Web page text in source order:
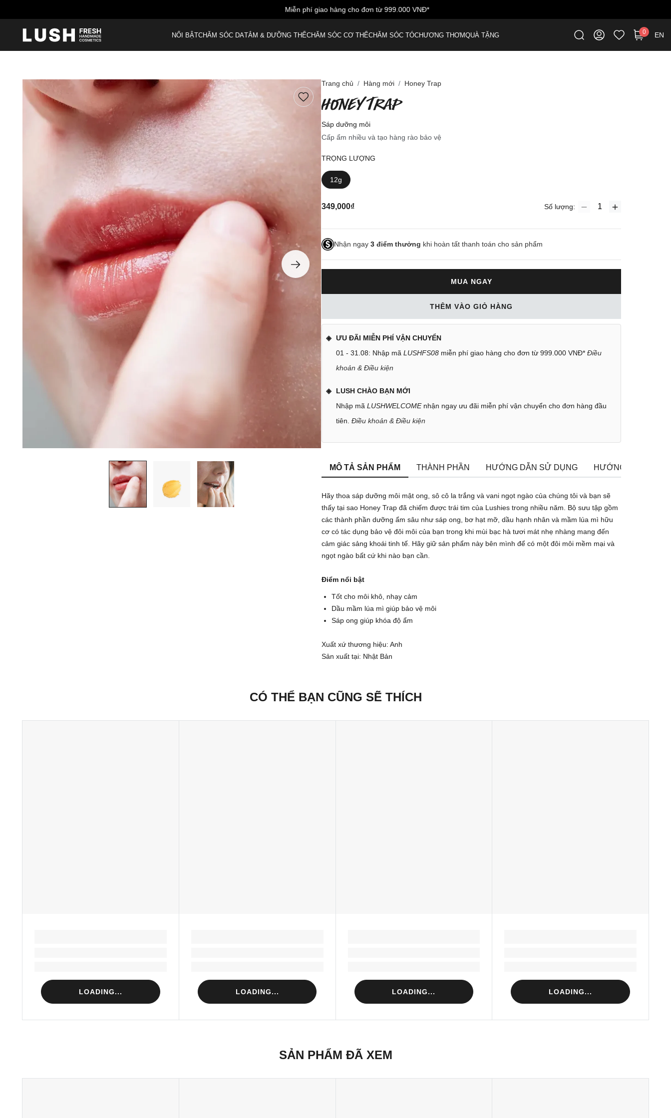
Miễn phí giao hàng cho đơn từ 999.000 VNĐ*
NỔI BẬTCHĂM SÓC DATẮM & DƯỠNG THỂCHĂM SÓC CƠ THỂCHĂM SÓC TÓCHƯƠNG THƠMQUÀ TẶNG 0 EN
Trang chủ Hàng mới Honey Trap
HONEY TRAP
Sáp dưỡng môi
Cấp ẩm nhiều và tạo hàng rào bảo vệ
TRỌNG LƯỢNG
12g
349,000₫ Số lượng:
Nhận ngay 3 điểm thưởng khi hoàn tất thanh toán cho sản phẩm
MUA NGAY
THÊM VÀO GIỎ HÀNG
ƯU ĐÃI MIỄN PHÍ VẬN CHUYỂN
01 - 31.08: Nhập mã LUSHFS08 miễn phí giao hàng cho đơn từ 999.000 VNĐ* Điều
khoản & Điều kiện
LUSH CHÀO BẠN MỚI
Nhập mã LUSHWELCOMEnhận ngay ưu đãi miễn phí vận chuyển cho đơn hàng đầu
tiên. Điều khoản & Điều kiện
MÔ TẢ SẢN PHẨM THÀNH PHẦN HƯỚNG DẪN SỬ DỤNG HƯỚNG DẪN BẢO
Hãy thoa sáp dưỡng môi mật ong, sô cô la trắng và vani ngọt ngào của chúng tôi và bạn sẽ
thấy tại sao Honey Trap đã chiếm được trái tim của Lushies trong nhiều năm. Bộ sưu tập gồm
các thành phần dưỡng ẩm sâu như sáp ong, bơ hạt mỡ, dầu hạnh nhân và mầm lúa mì hữu
cơ có tác dụng bảo vệ đôi môi của bạn trong khi mùi bạc hà tươi mát nhẹ nhàng mang đến
cảm giác sảng khoái tinh tế. Hãy giữ sản phẩm này bên mình để có một đôi môi mềm mại và
ngọt ngào bất cứ khi nào bạn cần.
Điểm nổi bật
Tốt cho môi khô, nhạy cảm
Dầu mầm lúa mì giúp bảo vệ môi
Sáp ong giúp khóa độ ẩm
Xuất xứ thương hiệu: Anh
Sản xuất tại: Nhật Bản
CÓ THỂ BẠN CŨNG SẼ THÍCH
LOADING... LOADING... LOADING... LOADING...
SẢN PHẨM ĐÃ XEM